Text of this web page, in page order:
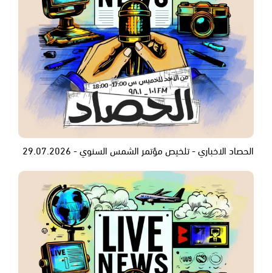
الحصاد الاخباري - تلخيص مؤتمر الشمس السنوي - 29.07.2026